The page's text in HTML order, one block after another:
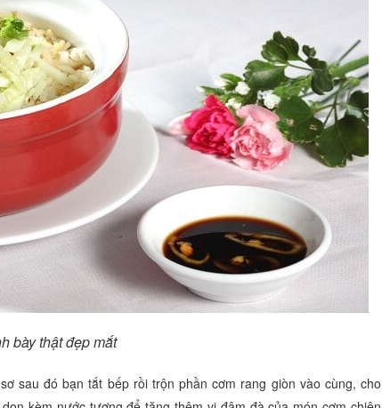
bày thật đẹp mắt
sau đó bạn tắt bếp rồi trộn phần cơm rang giòn vào cùng, cho